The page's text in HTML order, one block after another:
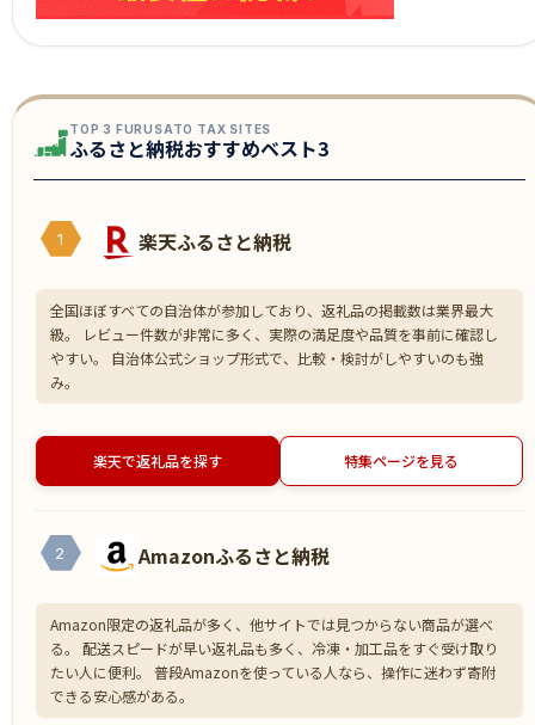
TOP 3 FURUSATO TAX SITES
ふるさと納税おすすめベスト3
1 楽天ふるさと納税
全国ほぼすべての自治体が参加しており、返礼品の掲載数は業界最大
級。 レビュー件数が非常に多く、実際の満足度や品質を事前に確認し
やすい。 自治体公式ショップ形式で、比較・検討がしやすいのも強
み。
楽天で返礼品を探す 特集ページを見る
2 Amazonふるさと納税
Amazon限定の返礼品が多く、他サイトでは見つからない商品が選べ
る。 配送スピードが早い返礼品も多く、冷凍・加工品をすぐ受け取り
たい人に便利。 普段Amazonを使っている人なら、操作に迷わず寄附
できる安心感がある。